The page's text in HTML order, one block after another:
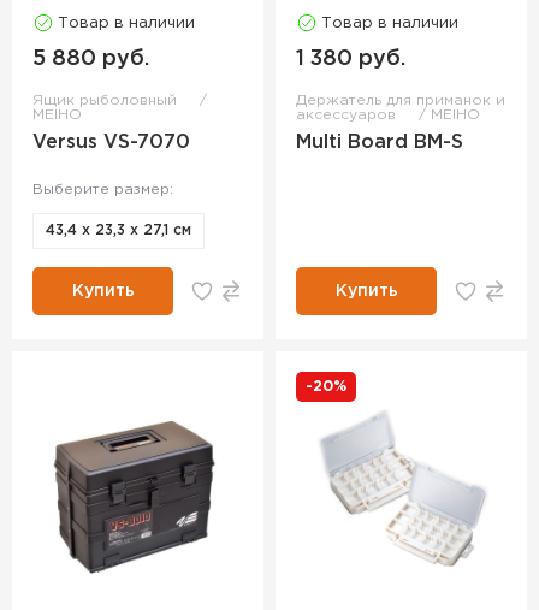
Товар в наличии
5 880 руб.
Ящик рыболовный
MEIHO
Versus VS-7070
Выберите размер:
43,4 х 23,3 х 27,1 см
Купить
Товар в наличии
1 380 руб.
Держатель для приманок и
аксессуаров
MEIHO
Multi Board BM-S
Купить
-20%